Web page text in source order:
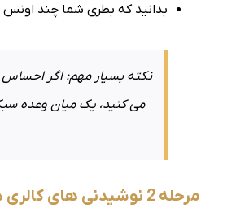
بدانید که بطری شما چند اونس
می کنید، یک میان وعده
مرحله 2 نوشیدنی های کالری دار را با آب جایگزین کنید